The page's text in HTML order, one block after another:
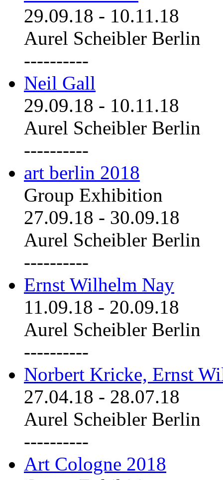
29.09.18 - 10.11.18
Aurel Scheibler Berlin
----------
Neil Gall
29.09.18 - 10.11.18
Aurel Scheibler Berlin
----------
art berlin 2018
Group Exhibition
27.09.18 - 30.09.18
Aurel Scheibler Berlin
----------
Ernst Wilhelm Nay
11.09.18 - 20.09.18
Aurel Scheibler Berlin
----------
Norbert Kricke, Ernst
27.04.18 - 28.07.18
Aurel Scheibler Berlin
----------
Art Cologne 2018